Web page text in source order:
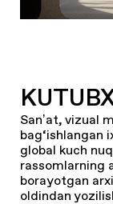
Sanʼat, vizual
bag‘ishlangan
global kuch
rassomlarning
borayotgan
oldindan